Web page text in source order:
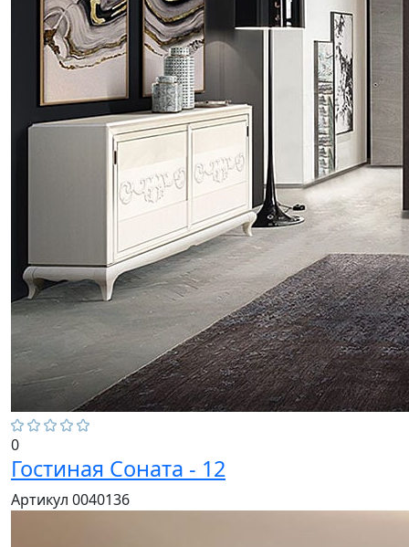
0
Гостиная Соната - 12
Артикул 0040136